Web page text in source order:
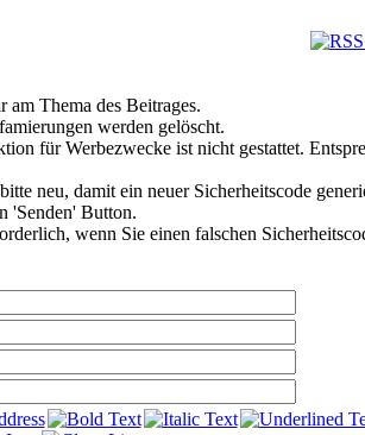
Thema des Beitrages.
werden gelöscht.
für Werbezwecke ist nicht gestattet.
neu, damit ein neuer Sicherheitscode
'Senden' Button.
wenn Sie einen falschen